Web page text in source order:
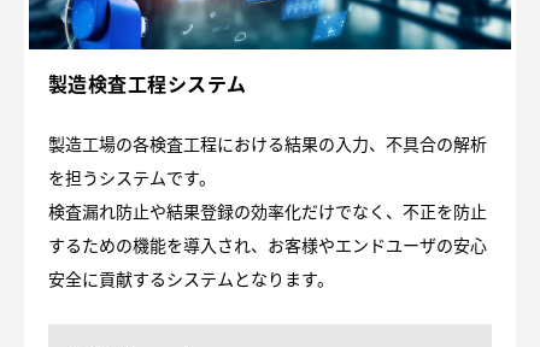
製造検査工程システム
製造工場の各検査工程における結果の入力、不具合の解析
を担うシステムです。
検査漏れ防止や結果登録の効率化だけでなく、不正を防止
するための機能を導入され、お客様やエンドユーザの安心
安全に貢献するシステムとなります。